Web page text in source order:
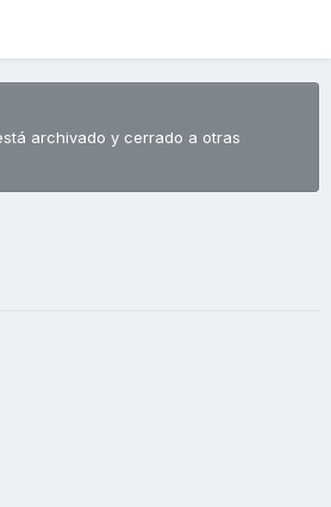
archivado y cerrado a otras